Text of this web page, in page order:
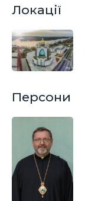
Локації
Персони